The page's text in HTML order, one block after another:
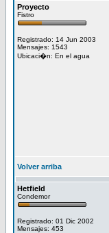
Proyecto
Fistro
Registrado: 14 Jun 2003
Mensajes: 1543
Ubicaci�n: En el agua
Volver arriba
Hetfield
Condemor
Registrado: 01 Dic 2002
Mensajes: 453